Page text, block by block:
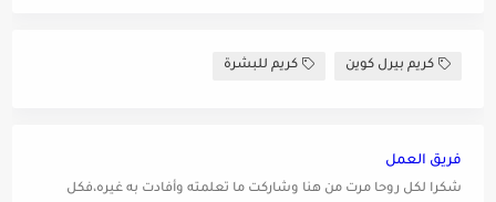
كريم بيرل كوين كريم للبشرة
فريق العمل
شكرا لكل روحا مرت من هنا وشاركت ما تعلمته وأفادت به غيره،فكل